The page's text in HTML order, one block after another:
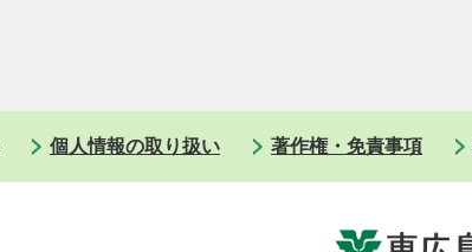
個人情報の取り扱い 著作権・免責事項